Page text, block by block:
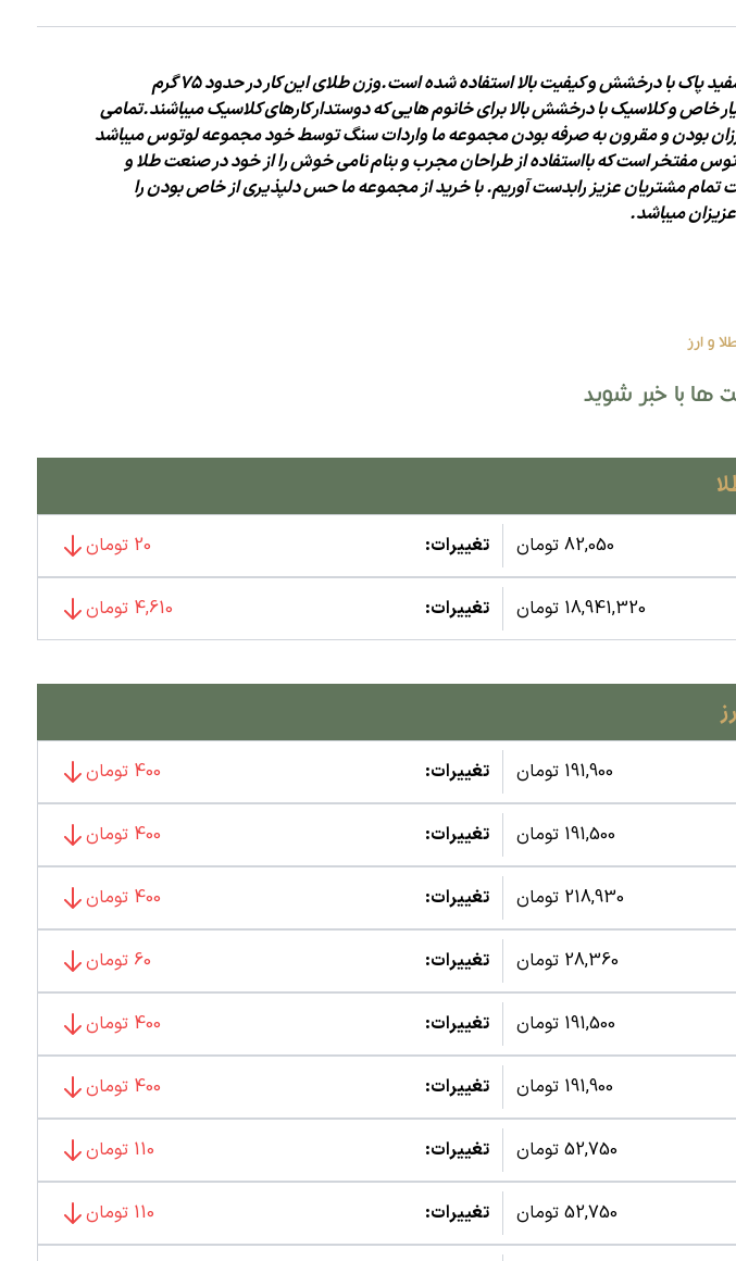
کیفیت بالا استفاده شده است.وزنطلای
این کار در حدود 75 گرم
خاص و کلاسیک بادرخشش بالا برای خانوم هایی که دوستدار کارهای کلاسیک میباشند.تمامی
بودن و مقرون به صرفه بودن مجموعه ما واردات سنگ توسط خودمجموعه لوتوس میباشد
مفتخر است که بااستفاده از طراحان مجرب و بنام نامی خوش را از خود درصنعت طلا و
تمام مشتریان عزیز رابدست آوریم. باخرید از مجموعه ما حس دلپذیری از خاص بودن را
عزیزان میباشد.
و ارز
ها با خبر شوید
82,050 تومان تغییرات: 20 تومان
18,941,320 تومان تغییرات: 4,610 تومان
191,900 تومان تغییرات: 400 تومان
191,500 تومان تغییرات: 400 تومان
218,930 تومان تغییرات: 400 تومان
28,360 تومان تغییرات: 60 تومان
191,500 تومان تغییرات: 400 تومان
191,900 تومان تغییرات: 400 تومان
52,750 تومان تغییرات: 110 تومان
52,750 تومان تغییرات: 110 تومان